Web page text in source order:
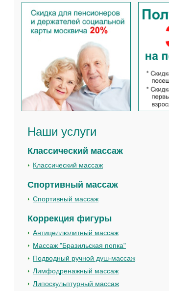
Наши услуги
Классический массаж
Классический массаж
Спортивный массаж
Спортивный массаж
Коррекция фигуры
Антицеллюлитный массаж
Массаж "Бразильская попка"
Подводный ручной душ-массаж
Лимфодренажный массаж
Липоскульптурный массаж